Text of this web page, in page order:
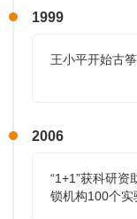
1999
王小平开始古
2006
“1+1”获科研
锁机构100个实